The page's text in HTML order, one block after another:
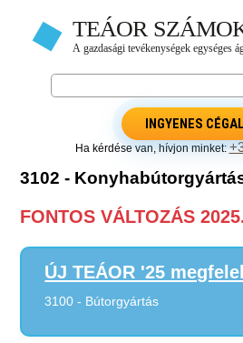
INGYENES
Ha kérdése van, hívjon minket:
3102 -
FONTOS VÁLTOZÁS
ÚJ TEÁOR '25
3100 - Bútorgyártás